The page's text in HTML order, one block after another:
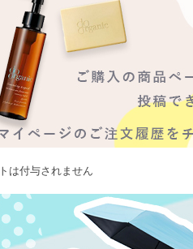
は付与されません